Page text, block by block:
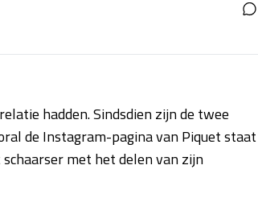
hadden. Sindsdien zijn de twee
de Instagram-pagina van Piquet staat
met het delen van zijn